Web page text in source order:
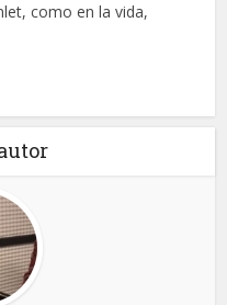
como en la vida,